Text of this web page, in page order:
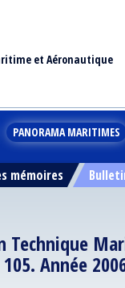
et Aéronautique
PANORAMA MARITIMES
mémoires
Technique
Année